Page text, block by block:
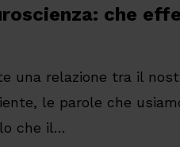
che
una relazione tra il
le parole che
che il…